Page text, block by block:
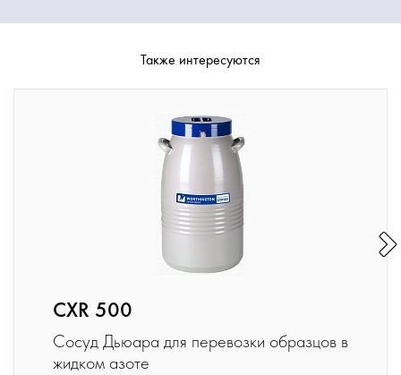
Также интересуются
CXR 500
Сосуд Дьюара для перевозки образцов в
жидком азоте